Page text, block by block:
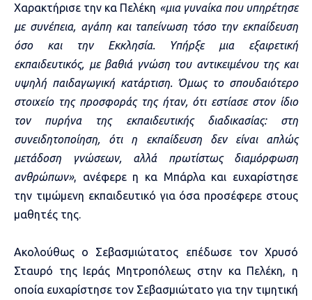
Χαρακτήρισε την κα Πελέκη «μια γυναίκα που υπηρέτησε
με συνέπεια, αγάπη και ταπείνωση τόσο την εκπαίδευση
όσο και την Εκκλησία. Υπήρξε μια εξαιρετική
εκπαιδευτικός, με βαθιά γνώση του αντικειμένου της και
υψηλή παιδαγωγική κατάρτιση. Όμως το σπουδαιότερο
στοιχείο της προσφοράς της ήταν, ότι εστίασε στον ίδιο
τον πυρήνα της εκπαιδευτικής διαδικασίας: στη
συνειδητοποίηση, ότι η εκπαίδευση δεν είναι απλώς
μετάδοση γνώσεων, αλλά πρωτίστως διαμόρφωση
ανθρώπων», ανέφερε η κα Μπάρλα και ευχαρίστησε
την τιμώμενη εκπαιδευτικό για όσα προσέφερε στους
μαθητές της.
Ακολούθως ο Σεβασμιώτατος επέδωσε τον Χρυσό
Σταυρό της Ιεράς Μητροπόλεως στην κα Πελέκη, η
οποία ευχαρίστησε τον Σεβασμιώτατο για την τιμητική